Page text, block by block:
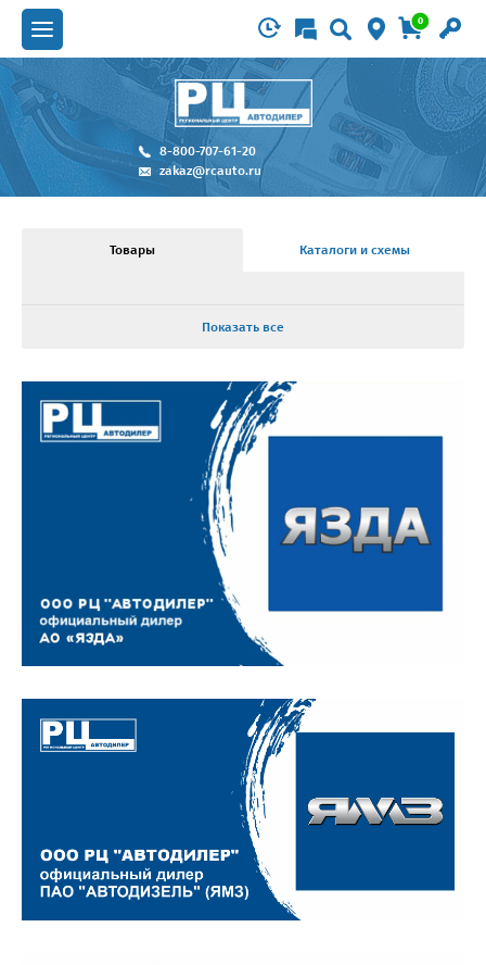
0
8-800-707-61-20
zakaz@rcauto.ru
Товары Каталоги и схемы
Показать все